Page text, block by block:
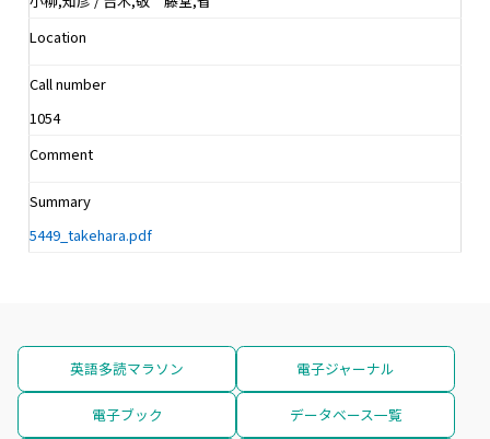
Location
Call number
1054
Comment
Summary
5449_takehara.pdf
英語多読マラソン 電子ジャーナル
電子ブック データベース一覧